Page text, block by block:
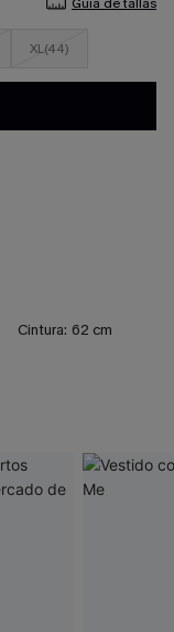
XL(44)
Cintura: 62 cm